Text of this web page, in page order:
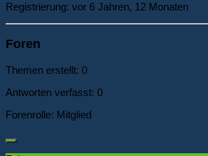
Registrierung: vor 6 Jahren, 12 Monaten
Foren
Themen erstellt: 0
Antworten verfasst: 0
Forenrolle: Mitglied